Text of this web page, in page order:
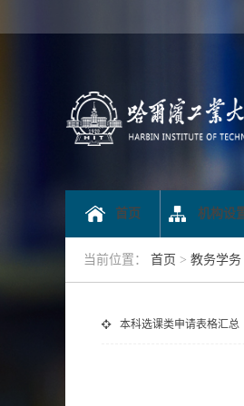
首页 机构设
当前位置： 首页 > 教务学务
本科选课类申请表格汇总